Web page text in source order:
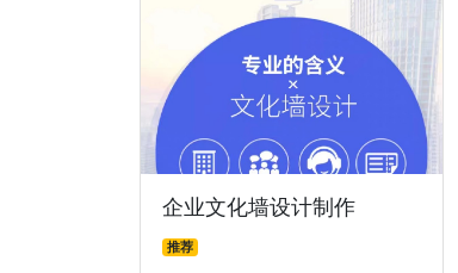
企业文化墙设计制作
推荐